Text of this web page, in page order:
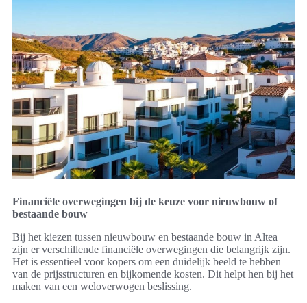
Financiële overwegingen bij de keuze voor nieuwbouw of
bestaande bouw
Bij het kiezen tussen nieuwbouw en bestaande bouw in Altea
zijn er verschillende financiële overwegingen die belangrijk zijn.
Het is essentieel voor kopers om een duidelijk beeld te hebben
van de prijsstructuren en bijkomende kosten. Dit helpt hen bij het
maken van een weloverwogen beslissing.